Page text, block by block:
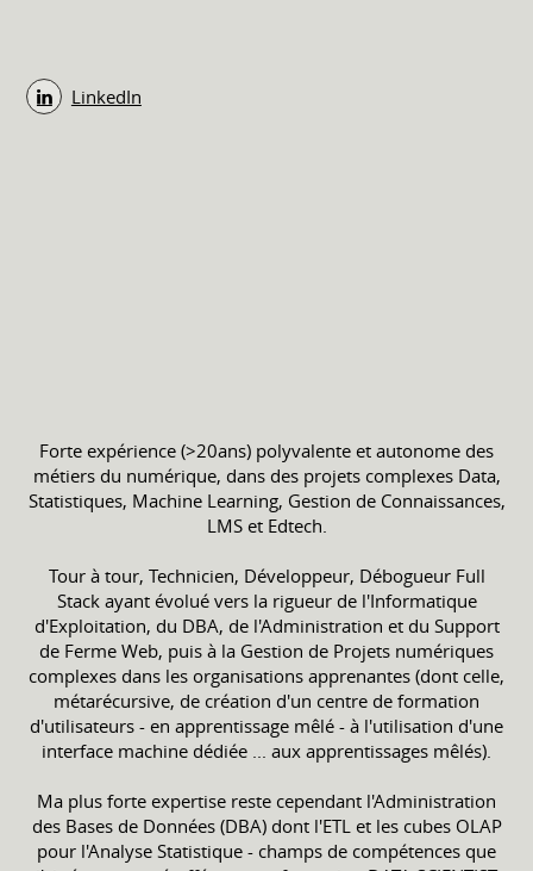
LinkedIn
Forte expérience (>20ans) polyvalente et autonome des
métiers du numérique, dans des projets complexes Data,
Statistiques, Machine Learning, Gestion de Connaissances,
LMS et Edtech.
Tour à tour, Technicien, Développeur, Débogueur Full
Stack ayant évolué vers la rigueur de l'Informatique
d'Exploitation, du DBA, de l'Administration et du Support
de Ferme Web, puis à la Gestion de Projets numériques
complexes dans les organisations apprenantes (dont celle,
métarécursive, de création d'un centre de formation
d'utilisateurs - en apprentissage mêlé - à l'utilisation d'une
interface machine dédiée ... aux apprentissages mêlés).
Ma plus forte expertise reste cependant l'Administration
des Bases de Données (DBA) dont l'ETL et les cubes OLAP
pour l'Analyse Statistique - champs de compétences que